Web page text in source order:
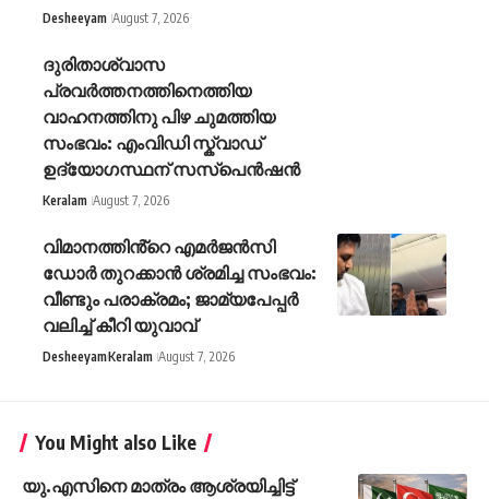
Desheeyam August 7, 2026
ദുരിതാശ്വാസ
പ്രവർത്തനത്തിനെത്തിയ
വാഹനത്തിനു പിഴ ചുമത്തിയ
സംഭവം: എംവിഡി സ്ക്വാഡ്
ഉദ്യോഗസ്ഥന് സസ്പെൻഷൻ
Keralam August 7, 2026
വിമാനത്തിൻ്റെ എമർജൻസി
ഡോർ തുറക്കാൻ ശ്രമിച്ച സംഭവം:
വീണ്ടും പരാക്രമം; ജാമ്യപേപ്പർ
വലിച്ച് കീറി യുവാവ്
DesheeyamKeralam August 7, 2026
You Might also Like
യു.എസിനെ മാത്രം ആശ്രയിച്ചിട്ട്